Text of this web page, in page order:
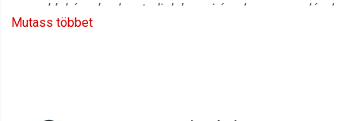
nagyobb kényelemben tudj dolgozni úgy, hogy a vendégek
is ki tudjanak kapcsolni a Nálad töltött idő alatt? Akkor a
Mutass többet